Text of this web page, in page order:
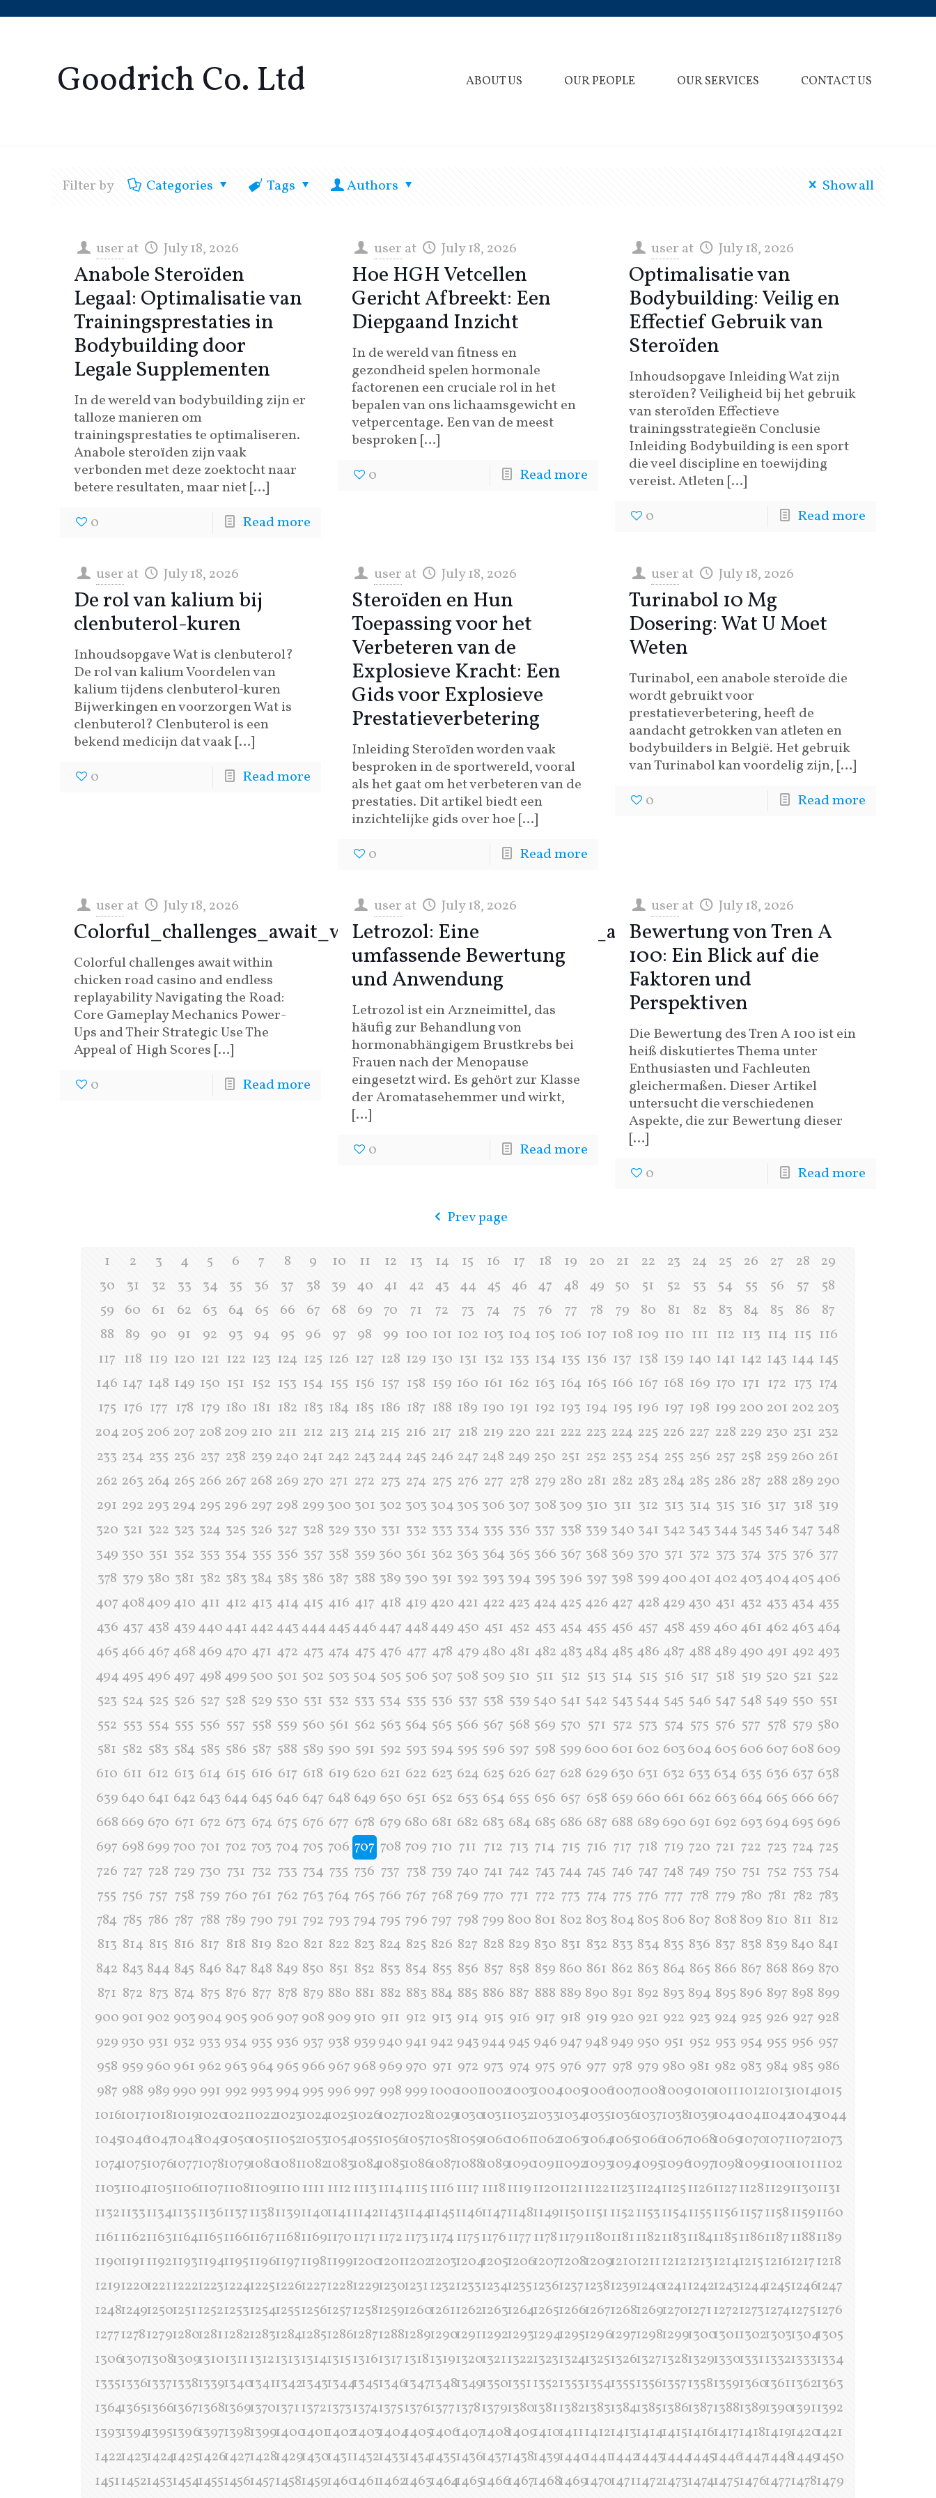
Goodrich Co. Ltd ABOUT US OUR PEOPLE OUR SERVICES CONTACT US
Filter by Categories Tags Authors Show all
user at July 18, 2026
Anabole Steroïden
Legaal: Optimalisatie van
Trainingsprestaties in
Bodybuilding door
Legale Supplementen
In de wereld van bodybuilding zijn er
talloze manieren om
trainingsprestaties te optimaliseren.
Anabole steroïden zijn vaak
verbonden met deze zoektocht naar
betere resultaten, maar niet[…]
0
Read more
user at July 18, 2026
Hoe HGH Vetcellen
Gericht Afbreekt: Een
Diepgaand Inzicht
In de wereld van fitness en
gezondheid spelen hormonale
factorenen een cruciale rol in het
bepalen van ons lichaamsgewicht en
vetpercentage. Een van de meest
besproken[…]
0
Read more
user at July 18, 2026
Optimalisatie van
Bodybuilding: Veilig en
Effectief Gebruik van
Steroïden
Inhoudsopgave Inleiding Wat zijn
steroïden? Veiligheid bij het gebruik
van steroïden Effectieve
trainingsstrategieën Conclusie
Inleiding Bodybuilding is een sport
die veel discipline en toewijding
vereist. Atleten[…]
0
Read more
user at July 18, 2026
De rol van kalium bij
clenbuterol-kuren
Inhoudsopgave Wat is clenbuterol?
De rol van kalium Voordelen van
kalium tijdens clenbuterol-kuren
Bijwerkingen en voorzorgen Wat is
clenbuterol? Clenbuterol is een
bekend medicijn dat vaak[…]
0
Read more
user at July 18, 2026
Steroïden en Hun
Toepassing voor het
Verbeteren van de
Explosieve Kracht: Een
Gids voor Explosieve
Prestatieverbetering
Inleiding Steroïden worden vaak
besproken in de sportwereld, vooral
als het gaat om het verbeteren van de
prestaties. Dit artikel biedt een
inzichtelijke gids over hoe […]
0
Read more
user at July 18, 2026
Turinabol 10 Mg
Dosering: Wat U Moet
Weten
Turinabol, een anabole steroïde die
wordt gebruikt voor
prestatieverbetering, heeft de
aandacht getrokken van atleten en
bodybuilders in België. Het gebruik
van Turinabol kan voordelig zijn, […]
0
Read more
user at July 18, 2026
Colorful_challenges_await_within_chicken_road_casino_and_endless_replayability
Colorful challenges await within
chicken road casino and endless
replayability Navigating the Road:
Core Gameplay Mechanics Power-
Ups and Their Strategic Use The
Appeal of High Scores […]
0
Read more
user at July 18, 2026
Letrozol: Eine
umfassende Bewertung
und Anwendung
Letrozol ist ein Arzneimittel, das
häufig zur Behandlung von
hormonabhängigem Brustkrebs bei
Frauen nach der Menopause
eingesetzt wird. Es gehört zur Klasse
der Aromatasehemmer und wirkt,
[…]
0
Read more
user at July 18, 2026
Bewertung von Tren A
100: Ein Blick auf die
Faktoren und
Perspektiven
Die Bewertung des Tren A 100 ist ein
heiß diskutiertes Thema unter
Enthusiasten und Fachleuten
gleichermaßen. Dieser Artikel
untersucht die verschiedenen
Aspekte, die zur Bewertung dieser
[…]
0
Read more
Prev page
1 2 3 4 5 6 7 8 9 10 11 12 13 14 15 16 17 18 19 20 21 22 23 24 25 26 27 28
29
30
31 32 33 34 35 36 37 38 39 40 41 42 43 44 45 46 47 48 49 50 51 52 53 54 55 56 57
58
59
60 61 62 63 64 65 66 67 68 69 70 71 72 73 74 75 76 77 78 79 80 81 82 83 84 85 86
87
88
89 90 91 92 93 94 95 96 97 98 99 100 101 102 103 104 105 106 107 108 109 110 111 112 113 114 115 116
117 118 119 120 121 122 123 124 125 126 127 128 129 130 131 132 133 134 135 136 137 138 139 140 141 142 143 144 145
146 147 148 149 150 151 152 153 154 155 156 157 158 159 160 161 162 163 164 165 166 167 168 169 170 171 172 173 174
175 176 177 178 179 180 181 182 183 184 185 186 187 188 189 190 191 192 193 194 195 196 197 198 199 200 201 202 203
204 205 206 207 208 209 210 211 212 213 214 215 216 217 218 219 220 221 222 223 224 225 226 227 228 229 230 231 232
233 234 235 236 237 238 239 240 241 242 243 244 245 246 247 248 249 250 251 252 253 254 255 256 257 258 259 260 261
262 263 264 265 266 267 268 269 270 271 272 273 274 275 276 277 278 279 280 281 282 283 284 285 286 287 288 289 290
291 292 293 294 295 296 297 298 299 300 301 302 303 304 305 306 307 308 309 310 311 312 313 314 315 316 317 318 319
320 321 322 323 324 325 326 327 328 329 330 331 332 333 334 335 336 337 338 339 340 341 342 343 344 345 346 347 348
349 350 351 352 353 354 355 356 357 358 359 360 361 362 363 364 365 366 367 368 369 370 371 372 373 374 375 376 377
378 379 380 381 382 383 384 385 386 387 388 389 390 391 392 393 394 395 396 397 398 399400401 402403404405406
407 408409 410 411 412 413 414 415 416 417 418 419 420 421 422 423 424 425 426 427 428 429 430 431 432 433 434 435
436 437 438 439440441 442443444445446447 448449 450 451 452 453 454 455 456 457 458 459 460 461 462 463 464
465 466 467 468 469 470 471 472 473 474 475 476 477 478 479 480 481 482 483 484 485 486 487 488 489 490 491 492 493
494 495 496 497 498 499 500 501 502 503 504 505 506 507 508 509 510 511 512 513 514 515 516 517 518 519 520 521 522
523 524 525 526 527 528 529 530 531 532 533 534 535 536 537 538 539 540 541 542 543 544 545 546 547 548 549 550 551
552 553 554 555 556 557 558 559 560 561 562 563 564 565 566 567 568 569 570 571 572 573 574 575 576 577 578 579 580
581 582 583 584 585 586 587 588 589 590 591 592 593 594 595 596 597 598 599 600 601 602 603604 605 606 607 608 609
610 611 612 613 614 615 616 617 618 619 620 621 622 623 624 625 626 627 628 629 630 631 632 633 634 635 636 637 638
639 640 641 642 643 644 645 646 647 648 649 650 651 652 653 654 655 656 657 658 659 660 661 662 663 664 665 666 667
668 669 670 671 672 673 674 675 676 677 678 679 680 681 682 683 684 685 686 687 688 689 690 691 692 693 694 695 696
697 698 699 700 701 702 703 704 705 706 707 708 709 710 711 712 713 714 715 716 717 718 719 720 721 722 723 724 725
726 727 728 729 730 731 732 733 734 735 736 737 738 739 740 741 742 743 744 745 746 747 748 749 750 751 752 753 754
755 756 757 758 759 760 761 762 763 764 765 766 767 768 769 770 771 772 773 774 775 776 777 778 779 780 781 782 783
784 785 786 787 788 789 790 791 792 793 794 795 796 797 798 799 800 801 802 803 804 805 806 807 808 809 810 811 812
813 814 815 816 817 818 819 820 821 822 823 824 825 826 827 828 829 830 831 832 833 834 835 836 837 838 839 840 841
842 843 844 845 846 847 848 849 850 851 852 853 854 855 856 857 858 859 860 861 862 863 864 865 866 867 868 869 870
871 872 873 874 875 876 877 878 879 880 881 882 883 884 885 886 887 888 889 890 891 892 893 894 895 896 897 898 899
900 901 902 903904 905 906 907 908 909 910 911 912 913 914 915 916 917 918 919 920 921 922 923 924 925 926 927 928
929 930 931 932 933 934 935 936 937 938 939940 941 942 943944 945 946 947 948 949 950 951 952 953 954 955 956 957
958 959 960 961 962 963 964 965 966 967 968 969 970 971 972 973 974 975 976 977 978 979 980 981 982 983 984 985 986
987 988 989 990 991 992 993 994 995 996 997 998 9991000100110021003100410051006100710081009101010111012101310141015
10161017101810191020102110221023102410251026102710281029103010311032103310341035103610371038103910401041104210431044
10451046104710481049105010511052105310541055105610571058105910601061106210631064106510661067106810691070107110721073
10741075107610771078107910801081108210831084108510861087108810891090109110921093109410951096109710981099110011011102
110311041105110611071108110911101111 111211131114111511161117 11181119112011211122112311241125112611271128112911301131
11321133113411351136113711381139114011411142114311441145114611471148114911501151115211531154115511561157115811591160
11611162116311641165116611671168116911701171117211731174117511761177117811791180118111821183118411851186118711881189
11901191119211931194119511961197119811991200120112021203120412051206120712081209121012111212121312141215121612171218
12191220122112221223122412251226122712281229123012311232123312341235123612371238123912401241124212431244124512461247
12481249125012511252125312541255125612571258125912601261126212631264126512661267126812691270127112721273127412751276
12771278127912801281128212831284128512861287128812891290129112921293129412951296129712981299130013011302130313041305
13061307130813091310131113121313131413151316131713181319132013211322132313241325132613271328132913301331133213331334
13351336133713381339134013411342134313441345134613471348134913501351135213531354135513561357135813591360136113621363
13641365136613671368136913701371137213731374137513761377137813791380138113821383138413851386138713881389139013911392
13931394139513961397139813991400140114021403140414051406140714081409141014111412141314141415141614171418141914201421
14221423142414251426142714281429143014311432143314341435143614371438143914401441144214431444144514461447144814491450
14511452145314541455145614571458145914601461146214631464146514661467146814691470147114721473147414751476147714781479